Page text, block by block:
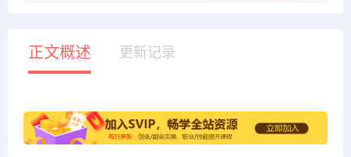
正文概述 更新记录